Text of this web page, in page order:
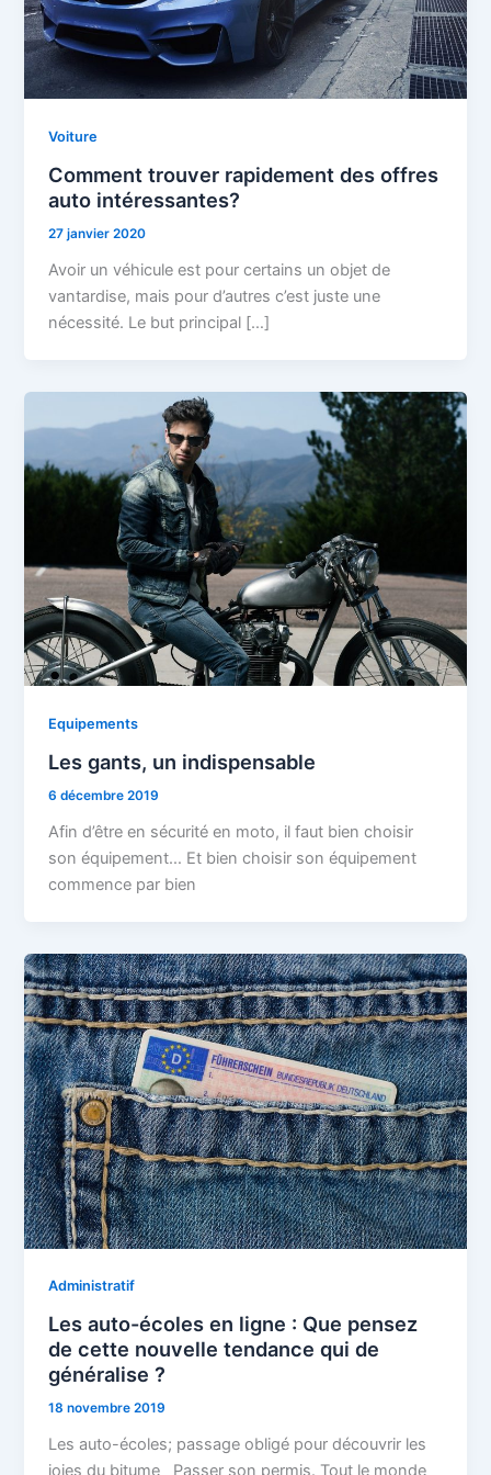
Voiture
Comment trouver rapidement des offres
auto intéressantes?
27 janvier 2020
Avoir un véhicule est pour certains un objet de
vantardise, mais pour d’autres c’est juste une
nécessité. Le but principal […]
Equipements
Les gants, un indispensable
6 décembre 2019
Afin d’être en sécurité en moto, il faut bien choisir
son équipement… Et bien choisir son équipement
commence par bien
Administratif
Les auto-écoles en ligne : Que pensez
de cette nouvelle tendance qui de
généralise ?
18 novembre 2019
Les auto-écoles; passage obligé pour découvrir les
joies du bitume Passer son permis. Tout le monde